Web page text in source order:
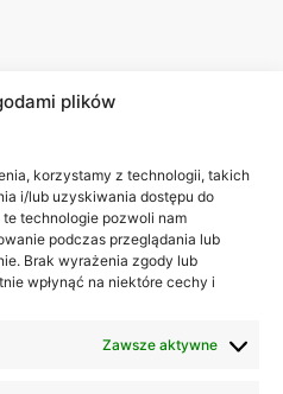
plików
korzystamy z technologii, takich
i/lub uzyskiwania dostępu do
technologie pozwoli nam
podczas przeglądania lub
Brak wyrażenia zgody lub
wpłynąć na niektóre cechy i
Zawsze aktywne